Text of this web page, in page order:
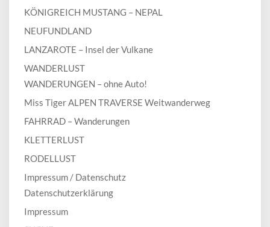
KÖNIGREICH MUSTANG – NEPAL
NEUFUNDLAND
LANZAROTE – Insel der Vulkane
WANDERLUST
WANDERUNGEN – ohne Auto!
Miss Tiger ALPEN TRAVERSE Weitwanderweg
FAHRRAD – Wanderungen
KLETTERLUST
RODELLUST
Impressum / Datenschutz
Datenschutzerklärung
Impressum